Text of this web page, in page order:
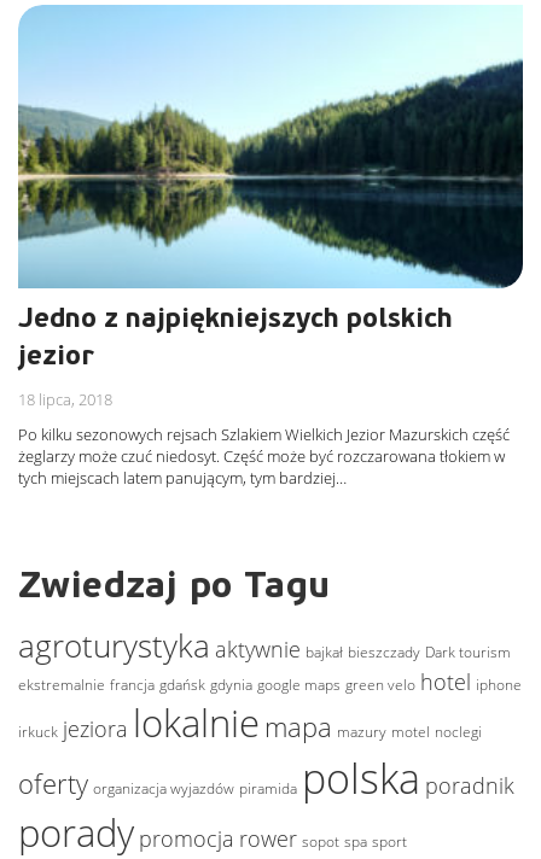
Jedno z najpiękniejszych polskich
jezior
18 lipca, 2018
Po kilku sezonowych rejsach Szlakiem Wielkich Jezior Mazurskich część
żeglarzy może czuć niedosyt. Część może być rozczarowana tłokiem w
tych miejscach latem panującym, tym bardziej…
Zwiedzaj po Tagu
agroturystyka aktywnie bajkał bieszczady Dark tourism
ekstremalnie francja gdańsk gdynia google maps green velo hotel iphone
irkuck jeziora lokalnie mapa mazury motel noclegi
oferty organizacja wyjazdów piramida polska poradnik
porady promocja rower sopot spa sport